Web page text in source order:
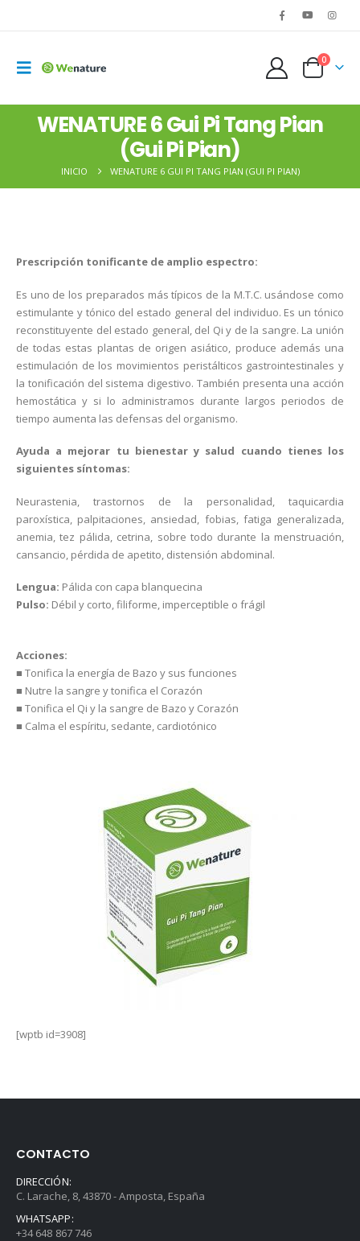
0
WENATURE 6 Gui Pi Tang Pian
(Gui Pi Pian)
INICIO WENATURE 6 GUI PI TANG PIAN (GUI PI PIAN)
Prescripción tonificante de amplio espectro:
Es uno de los preparados más típicos de la M.T.C. usándose como
estimulante y tónico del estado general del individuo. Es un tónico
reconstituyente del estado general, del Qi y de la sangre. La unión
de todas estas plantas de origen asiático, produce además una
estimulación de los movimientos peristálticos gastrointestinales y
la tonificación del sistema digestivo. También presenta una acción
hemostática y si lo administramos durante largos periodos de
tiempo aumenta las defensas del organismo.
Ayuda a mejorar tu bienestar y salud cuando tienes los
siguientes síntomas:
Neurastenia, trastornos de la personalidad, taquicardia
paroxística, palpitaciones, ansiedad, fobias, fatiga generalizada,
anemia, tez pálida, cetrina, sobre todo durante la menstruación,
cansancio, pérdida de apetito, distensión abdominal.
Lengua: Pálida con capa blanquecina
Pulso: Débil y corto, filiforme, imperceptible o frágil
Acciones:
■ Tonifica la energía de Bazo y sus funciones
■ Nutre la sangre y tonifica el Corazón
■ Tonifica el Qi y la sangre de Bazo y Corazón
■ Calma el espíritu, sedante, cardiotónico
[wptb id=3908]
CONTACTO
DIRECCIÓN:
C. Larache, 8, 43870 - Amposta, España
WHATSAPP:
+34 648 867 746